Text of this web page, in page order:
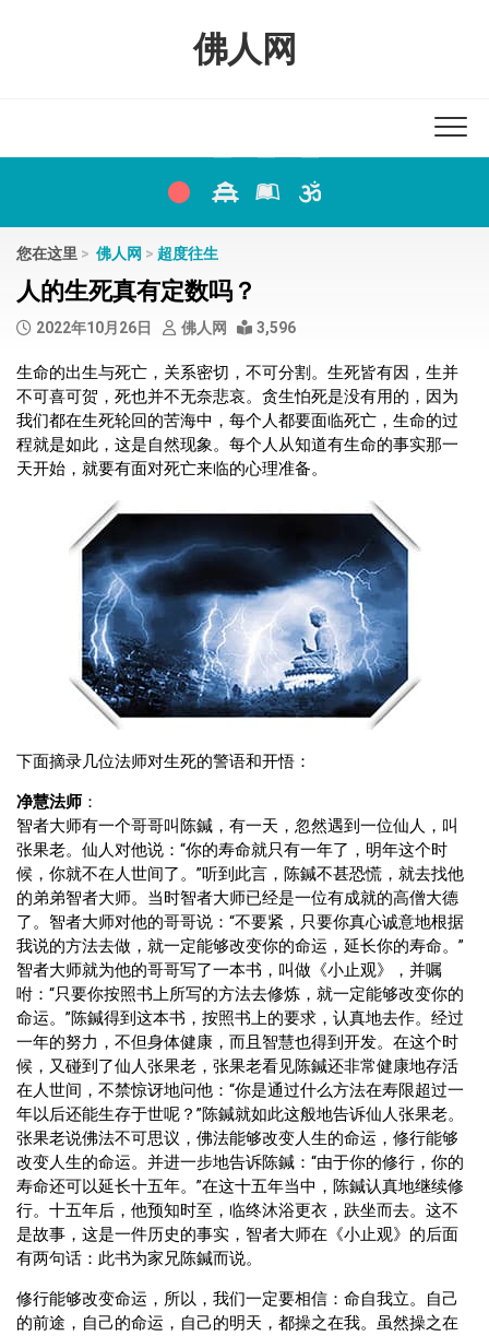
佛人网
您在这里 > 佛人网 > 超度往生
人的生死真有定数吗？
2022年10月26日 佛人网 3,596
生命的出生与死亡，关系密切，不可分割。生死皆有因，生并
不可喜可贺，死也并不无奈悲哀。贪生怕死是没有用的，因为
我们都在生死轮回的苦海中，每个人都要面临死亡，生命的过
程就是如此，这是自然现象。每个人从知道有生命的事实那一
天开始，就要有面对死亡来临的心理准备。
下面摘录几位法师对生死的警语和开悟：
净慧法师 ：
智者大师有一个哥哥叫陈鍼，有一天，忽然遇到一位仙人，叫
张果老。仙人对他说：“你的寿命就只有一年了，明年这个时
候，你就不在人世间了。”听到此言，陈鍼不甚恐慌，就去找他
的弟弟智者大师。当时智者大师已经是一位有成就的高僧大德
了。智者大师对他的哥哥说：“不要紧，只要你真心诚意地根据
我说的方法去做，就一定能够改变你的命运，延长你的寿命。”
智者大师就为他的哥哥写了一本书，叫做《小止观》，并嘱
咐：“只要你按照书上所写的方法去修炼，就一定能够改变你的
命运。”陈鍼得到这本书，按照书上的要求，认真地去作。经过
一年的努力，不但身体健康，而且智慧也得到开发。在这个时
候，又碰到了仙人张果老，张果老看见陈鍼还非常健康地存活
在人世间，不禁惊讶地问他：“你是通过什么方法在寿限超过一
年以后还能生存于世呢？”陈鍼就如此这般地告诉仙人张果老。
张果老说佛法不可思议，佛法能够改变人生的命运，修行能够
改变人生的命运。并进一步地告诉陈鍼：“由于你的修行，你的
寿命还可以延长十五年。”在这十五年当中，陈鍼认真地继续修
行。十五年后，他预知时至，临终沐浴更衣，趺坐而去。这不
是故事，这是一件历史的事实，智者大师在《小止观》的后面
有两句话：此书为家兄陈鍼而说。
修行能够改变命运，所以，我们一定要相信：命自我立。自己
的前途，自己的命运，自己的明天，都操之在我。虽然操之在